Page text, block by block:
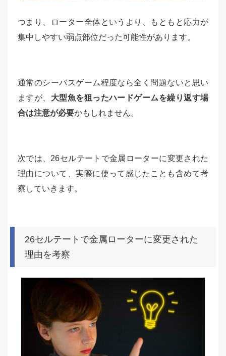
つまり、ローター全体というより、もともと応力が
集中しやすい弱点部位だった可能性があります。
通常のシーバスゲーム程度なら全く問題ないと思い
ますが、 大型魚を狙ったハードゲームを繰り返す場
合は注意が必要かもしれません。
次では、26セルテートで金属ローターに変更された
理由について、実際に使って感じたことも含めて考
察していきます。
26セルテートで金属ローターに変更された
理由を考察